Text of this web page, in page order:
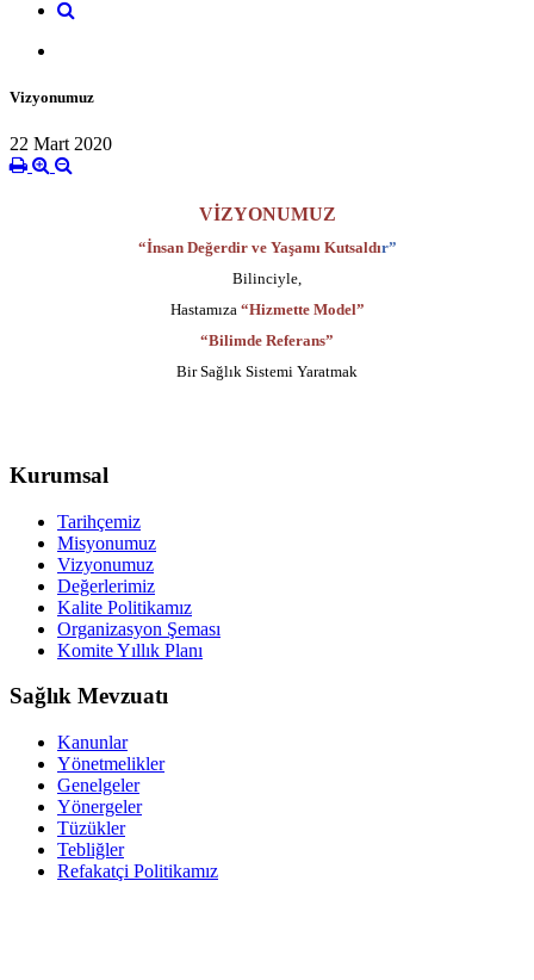
Vizyonumuz
22 Mart 2020
VİZYONUMUZ
“İnsan Değerdir ve Yaşamı Kutsaldır”
Bilinciyle,
Hastamıza“Hizmette Model”
“Bilimde Referans”
Bir Sağlık Sistemi Yaratmak
Kurumsal
Tarihçemiz
Misyonumuz
Vizyonumuz
Değerlerimiz
Kalite Politikamız
Organizasyon Şeması
Komite Yıllık Planı
Sağlık Mevzuatı
Kanunlar
Yönetmelikler
Genelgeler
Yönergeler
Tüzükler
Tebliğler
Refakatçi Politikamız